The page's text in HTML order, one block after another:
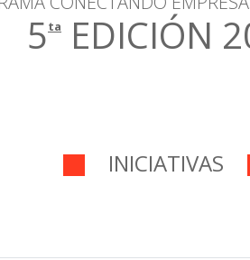
5ta EDICIÓN
INICIATIVAS